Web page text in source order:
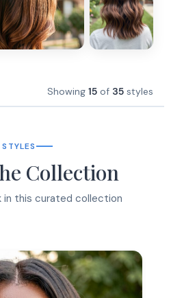
Showing 15 of 35 styles
Collection
in this curated collection.